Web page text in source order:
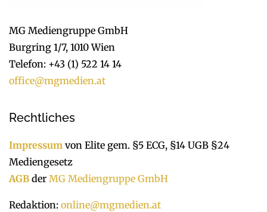
MG Mediengruppe GmbH
Burgring 1/7, 1010 Wien
Telefon: +43 (1) 522 14 14
office@mgmedien.at
Rechtliches
Impressum von Elite gem. §5 ECG, §14 UGB §24
Mediengesetz
AGB der MG Mediengruppe GmbH
Redaktion: online@mgmedien.at